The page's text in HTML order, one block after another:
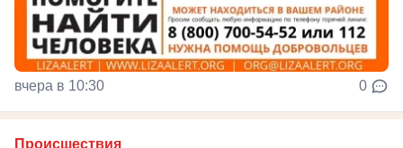
вчера в 10:30 0
Происшествия